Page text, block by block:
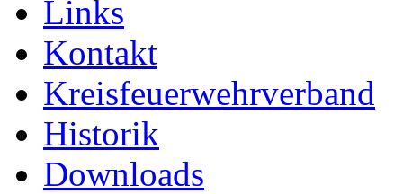
Links
Kontakt
Kreisfeuerwehrverband
Historik
Downloads